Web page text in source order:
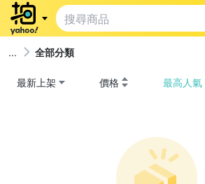
全部分類
最新上架 價格 最高人氣